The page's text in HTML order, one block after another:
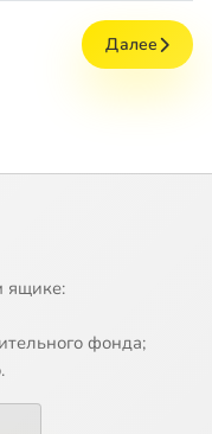
Далее
ящике:
фонда;